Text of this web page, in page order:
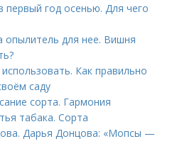
первый год осенью. Для чего
для нее. Вишня
Как правильно
саду
сорта. Гармония
табака. Сорта
Дарья Донцова: «Мопсы —